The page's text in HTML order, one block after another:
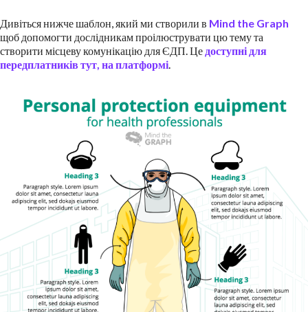
Дивіться нижче шаблон, який ми створили в Mind the Graph
щоб допомогти дослідникам проілюструвати цю тему та
створити місцеву комунікацію для ЄДП. Це доступні для
передплатників тут, на платформі.